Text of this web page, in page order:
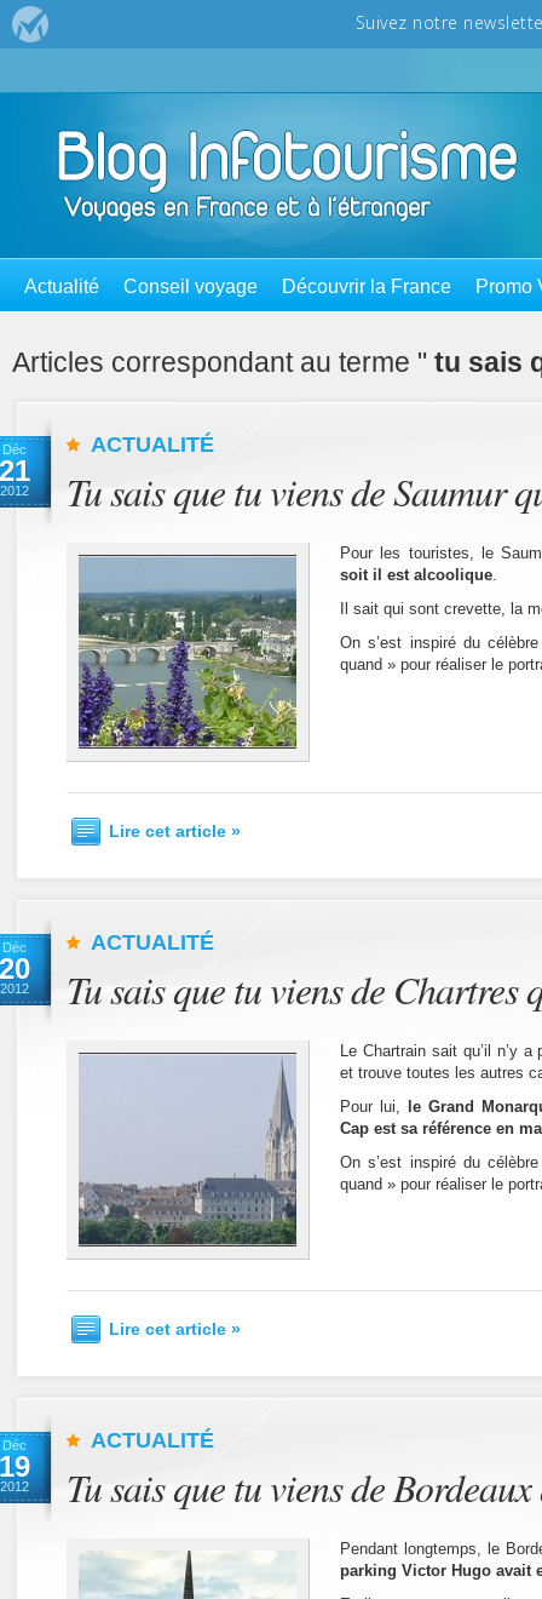
Actualité Conseil voyage Découvrir la France Promo
Articles correspondant au terme " tu sais
Déc
21
2012
ACTUALITÉ
Tu sais que tu viens de Saumur
Pour les touristes, le
soit il est alcoolique.
Il sait qui sont crevette, la
On s’est inspiré du
quand » pour réaliser le
Lire cet article »
Déc
20
2012
ACTUALITÉ
Tu sais que tu viens de Chartres
Le Chartrain sait qu’il n’y
et trouve toutes les autres
Pour lui,
le Grand
Cap est sa référence en
On s’est inspiré du
quand » pour réaliser le
Lire cet article »
Déc
19
2012
ACTUALITÉ
Tu sais que tu viens de
Pendant longtemps, le
parking Victor Hugo avait